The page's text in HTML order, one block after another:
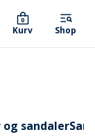
Kurv
0
Shop
sandaler